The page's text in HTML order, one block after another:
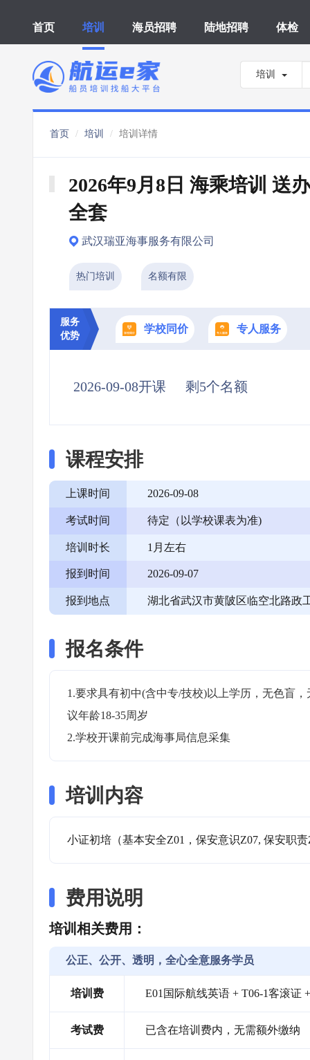
首页 培训 海员招聘 陆地招聘 体检
培训
首页 培训 培训详情
2026年9月8日 海乘培训 送
全套
武汉瑞亚海事服务有限公司
热门培训 名额有限
服务
优势
学校同价 专人服务
2026-09-08开课 剩5个名额
课程安排
上课时间 2026-09-08
考试时间 待定（以学校课表为准)
培训时长 1月左右
报到时间 2026-09-07
报到地点 湖北省武汉市黄陂区临空北路政
报名条件
1.要求具有初中(含中专/技校)以上学历，无色盲
议年龄18-35周岁
2.学校开课前完成海事局信息采集
培训内容
小证初培（基本安全Z01，保安意识Z07, 保安职
费用说明
培训相关费用：
公正、公开、透明，全心全意服务学员
培训费 E01国际航线英语 + T06-1客滚证
考试费 已含在培训费内，无需额外缴纳